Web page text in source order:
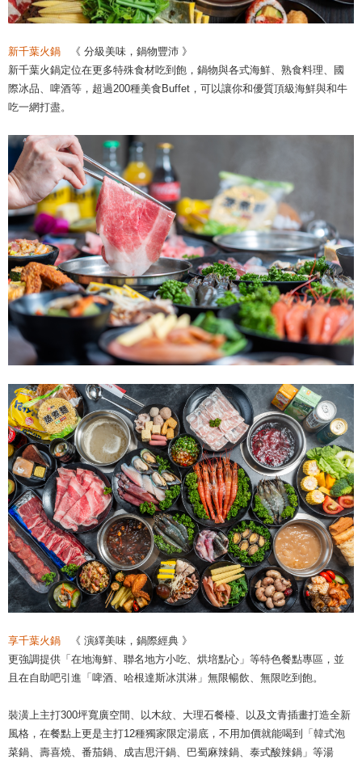
新千葉火鍋
《 分級美味，鍋物豐沛 》
新千葉火鍋定位在更多特殊食材吃到飽，鍋物與各式海鮮、熟食料理、國
際冰品、啤酒等，超過200種美食Buffet，可以讓你和優質頂級海鮮與和牛
吃一網打盡。
享千葉火鍋 《 演繹美味，鍋際經典 》
更強調提供「在地海鮮、聯名地方小吃、烘培點心」等特色餐點專區，並
且在自助吧引進「啤酒、哈根達斯冰淇淋」無限暢飲、無限吃到飽。
裝潢上主打300坪寬廣空間、以木紋、大理石餐檯、以及文青插畫打造全新
風格，在餐點上更是主打12種獨家限定湯底，不用加價就能喝到「韓式泡
菜鍋、壽喜燒、番茄鍋、成吉思汗鍋、巴蜀麻辣鍋、泰式酸辣鍋」等湯